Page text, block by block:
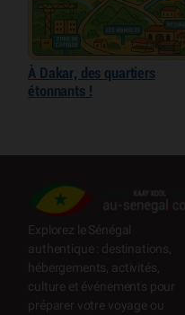
À Dakar, des quartiers
étonnants !
Explorez le Sénégal
authentique : destinations,
hébergements, activités,
culture et événements pour
préparer votre voyage ou